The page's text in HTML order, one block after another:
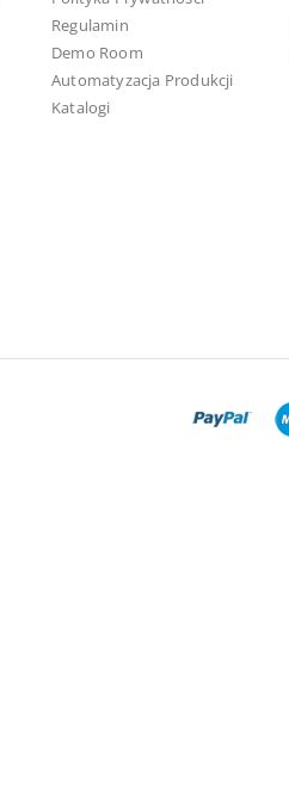
Regulamin
Demo Room
Automatyzacja Produkcji
Katalogi